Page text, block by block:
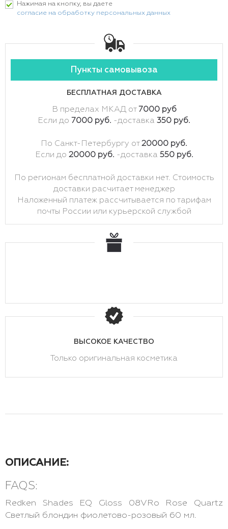
Нажимая на кнопку, вы даете
согласие на обработку персональных данных
Пункты самовывоза
БЕСПЛАТНАЯ ДОСТАВКА
В пределах МКАД от 7000 руб
Если до 7000 руб. -доставка 350 руб.
По Санкт-Петербургу от20000 руб.
Если до 20000 руб. -доставка 550 руб.
По регионам бесплатной доставки нет. Стоимость
доставки расчитает менеджер
Наложенный платеж рассчитывается по тарифам
почты России или курьерской службой
ВЫСОКОЕ КАЧЕСТВО
Только оригинальная косметика
ОПИСАНИЕ:
FAQS:
Redken Shades EQ Gloss 08VRo Rose Quartz
Светлый блондин фиолетово-розовый 60 мл.